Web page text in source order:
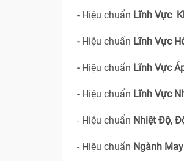
- Hiệu chuẩn Lĩnh Vực
- Hiệu chuẩn Lĩnh Vực
- Hiệu chuẩn Lĩnh Vực
-Hiệu chuẩn Lĩnh Vực
- Hiệu chuẩn Nhiệt Độ,
- Hiệu chuẩn Ngành